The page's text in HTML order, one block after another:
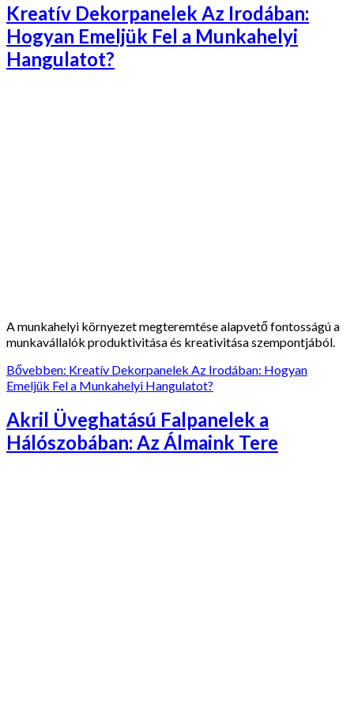
Kreatív Dekorpanelek Az Irodában:
Hogyan Emeljük Fel a Munkahelyi
Hangulatot?
A munkahelyi környezet megteremtése alapvető fontosságú a
munkavállalók produktivitása és kreativitása szempontjából.
Bővebben: Kreatív Dekorpanelek Az Irodában: Hogyan
Emeljük Fel a Munkahelyi Hangulatot?
Akril Üveghatású Falpanelek a
Hálószobában: Az Álmaink Tere